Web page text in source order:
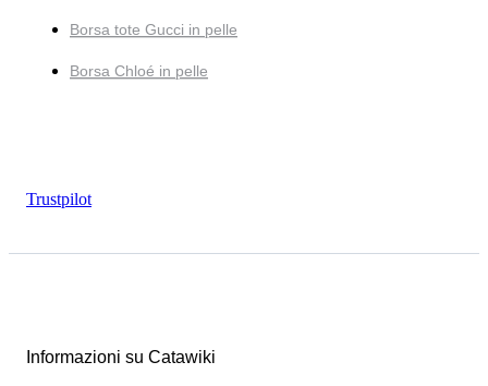
Borsa tote Gucci in pelle
Borsa Chloé in pelle
Trustpilot
Informazioni su Catawiki